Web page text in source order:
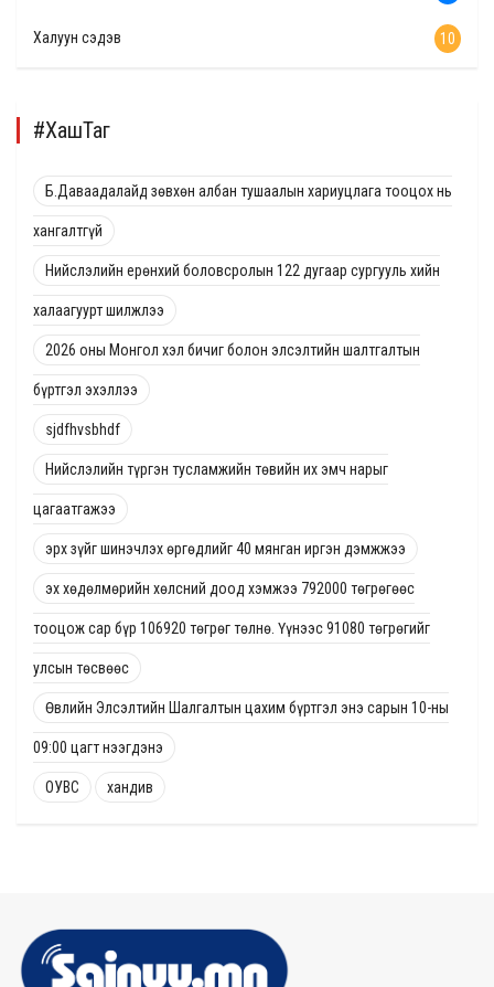
Халуун сэдэв 10
#ХашТаг
Б.Даваадалайд зөвхөн албан тушаалын хариуцлага тооцох нь
хангалтгүй
Нийслэлийн ерөнхий боловсролын 122 дугаар сургууль хийн
халаагуурт шилжлээ
2026 оны Монгол хэл бичиг болон элсэлтийн шалтгалтын
бүртгэл эхэллээ
sjdfhvsbhdf
Нийслэлийн түргэн тусламжийн төвийн их эмч нарыг
цагаатгажээ
эрх зүйг шинэчлэх өргөдлийг 40 мянган иргэн дэмжжээ
эх хөдөлмөрийн хөлсний доод хэмжээ 792000 төгрөгөөс
тооцож сар бүр 106920 төгрөг төлнө. Үүнээс 91080 төгрөгийг
улсын төсвөөс
Өвлийн Элсэлтийн Шалгалтын цахим бүртгэл энэ сарын 10-ны
09:00 цагт нээгдэнэ
ОУВС хандив